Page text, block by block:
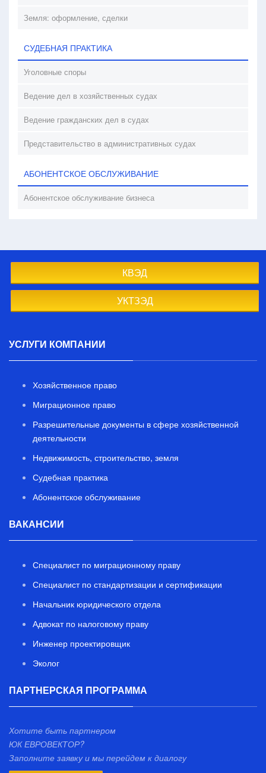
Земля: оформление, сделки
СУДЕБНАЯ ПРАКТИКА
Уголовные споры
Ведение дел в хозяйственных судах
Ведение гражданских дел в судах
Представительство в административных судах
АБОНЕНТСКОЕ ОБСЛУЖИВАНИЕ
Абонентское обслуживание бизнеса
КВЭД
УКТЗЭД
УСЛУГИ КОМПАНИИ
Хозяйственное право
Миграционное право
Разрешительные документы в сфере хозяйственной
деятельности
Недвижимость, строительство, земля
Судебная практика
Абонентское обслуживание
ВАКАНСИИ
Специалист по миграционному праву
Специалист по стандартизации и сертификации
Начальник юридического отдела
Адвокат по налоговому праву
Инженер проектировщик
Эколог
ПАРТНЕРСКАЯ ПРОГРАММА
Хотите быть партнером
ЮК ЕВРОВЕКТОР?
Заполните заявку и мы перейдем к диалогу